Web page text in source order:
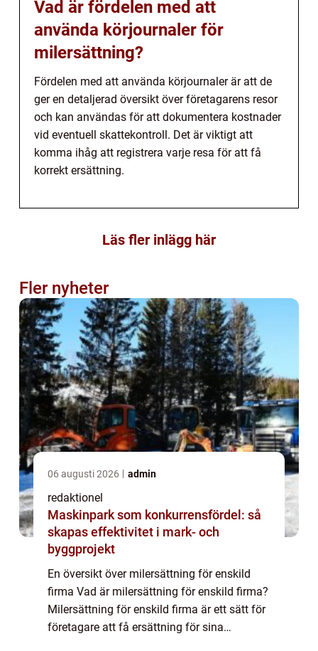
Vad är fördelen med att
använda körjournaler för
milersättning?
Fördelen med att använda körjournaler är att de
ger en detaljerad översikt över företagarens resor
och kan användas för att dokumentera kostnader
vid eventuell skattekontroll. Det är viktigt att
komma ihåg att registrera varje resa för att få
korrekt ersättning.
Läs fler inlägg här
Fler nyheter
06 augusti 2026 admin
redaktionel
Maskinpark som konkurrensfördel: så
skapas effektivitet i mark- och
byggprojekt
En översikt över milersättning för enskild
firma Vad är milersättning för enskild firma?
Milersättning för enskild firma är ett sätt för
företagare att få ersättning för sina